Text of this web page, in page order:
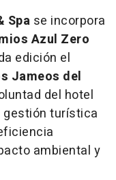
Spa se incorpora
Azul Zero
edición el
Jameos del
del hotel
gestión turística
ambiental y